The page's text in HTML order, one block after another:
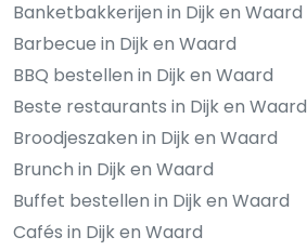
Banketbakkerijen in Dijk en Waard
Barbecue in Dijk en Waard
BBQ bestellen in Dijk en Waard
Beste restaurants in Dijk en Waard
Broodjeszaken in Dijk en Waard
Brunch in Dijk en Waard
Buffet bestellen in Dijk en Waard
Cafés in Dijk en Waard